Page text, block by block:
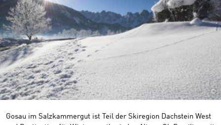
©
Gosau im Salzkammergut ist Teil der Skiregion Dachstein West